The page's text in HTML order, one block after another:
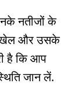
नतीजों के
खेल और उसके
है कि आप
जान लें.